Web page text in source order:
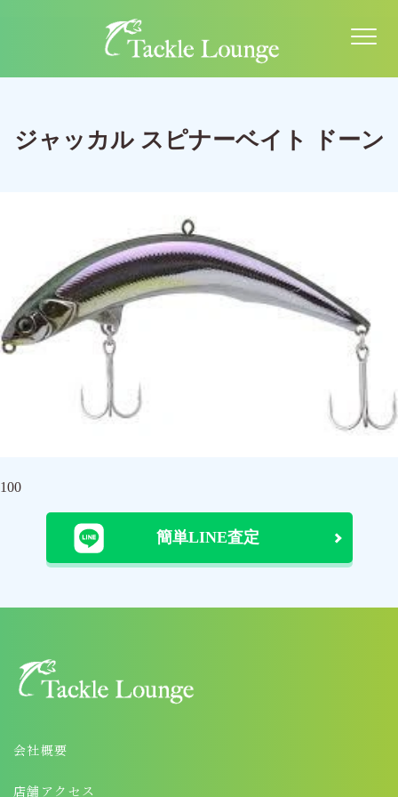
ジャッカル スピナーベイト ドーン
100
簡単LINE査定
会社概要
店舗アクセス